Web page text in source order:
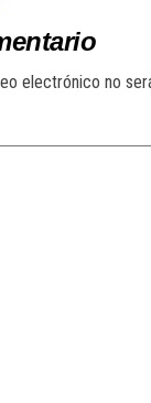
electrónico no